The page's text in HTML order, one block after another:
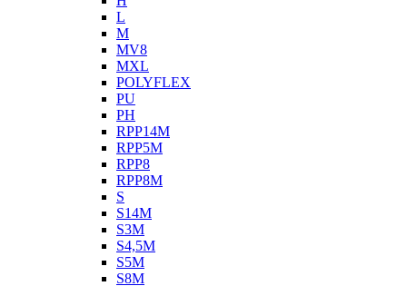
L
M
MV8
MXL
POLYFLEX
PU
PH
RPP14M
RPP5M
RPP8
RPP8M
S
S14M
S3M
S4,5M
S5M
S8M